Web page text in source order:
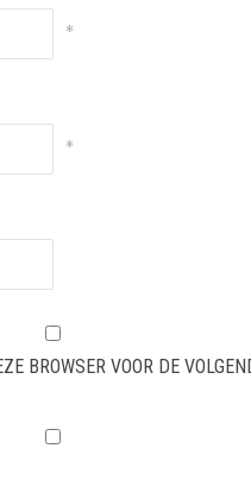
*
*
BROWSER VOOR DE